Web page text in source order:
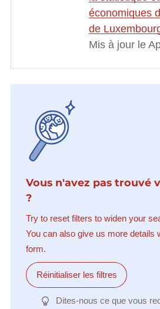
économiques
de
Mis à jour le
Vous n'avez pas trouvé
?
Try to reset filters to widen your
You can also give us more details
form.
Réinitialiser les filtres
Dites-nous ce que vous